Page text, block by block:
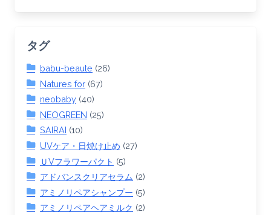
タグ
babu-beaute (26)
Natures for (67)
neobaby (40)
NEOGREEN (25)
SAIRAI (10)
UVケア・日焼け止め (27)
ＵVフラワーパクト (5)
アドバンスクリアセラム (2)
アミノリペアシャンプー (5)
アミノリペアヘアミルク (2)